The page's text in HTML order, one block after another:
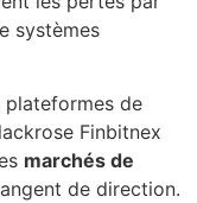
systèmes
plateformes de
Finbitnex
marchés de
de direction.